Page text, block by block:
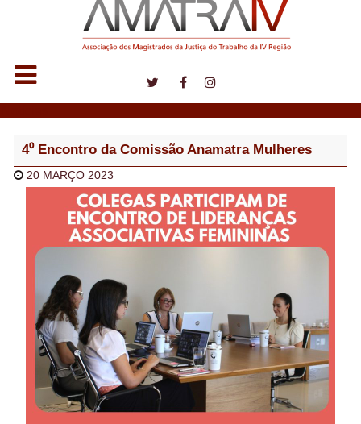
4⁰ Encontro da Comissão Anamatra Mulheres
20 MARÇO 2023